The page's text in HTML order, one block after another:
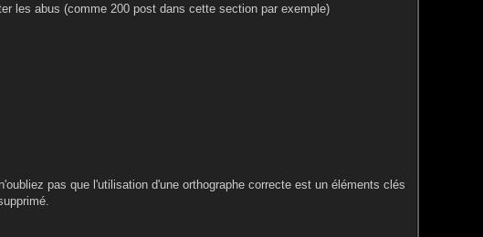
les abus (comme 200 post dans cette section par exemple)
pas que l'utilisation d'une orthographe correcte est un éléments clés